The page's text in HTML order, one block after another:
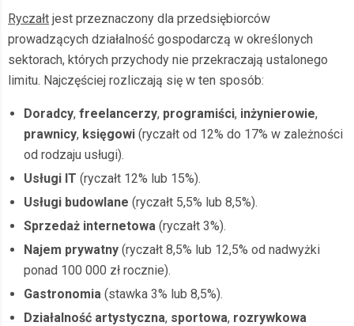
Ryczałt jest przeznaczony dla przedsiębiorców
prowadzących działalność gospodarczą w określonych
sektorach, których przychody nie przekraczają ustalonego
limitu. Najczęściej rozliczają się w ten sposób:
Doradcy, freelancerzy, programiści, inżynierowie,
prawnicy, księgowi (ryczałt od 12% do 17% w zależności
od rodzaju usługi).
Usługi IT (ryczałt 12% lub 15%).
Usługi budowlane (ryczałt 5,5% lub 8,5%).
Sprzedaż internetowa (ryczałt 3%).
Najem prywatny (ryczałt 8,5% lub 12,5% od nadwyżki
ponad 100 000 zł rocznie).
Gastronomia (stawka 3% lub 8,5%).
Działalność artystyczna, sportowa, rozrywkowa